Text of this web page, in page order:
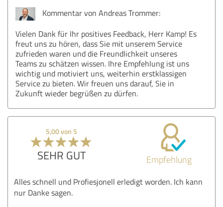
Kommentar von Andreas Trommer:
Vielen Dank für Ihr positives Feedback, Herr Kamp! Es
freut uns zu hören, dass Sie mit unserem Service
zufrieden waren und die Freundlichkeit unseres
Teams zu schätzen wissen. Ihre Empfehlung ist uns
wichtig und motiviert uns, weiterhin erstklassigen
Service zu bieten. Wir freuen uns darauf, Sie in
Zukunft wieder begrüßen zu dürfen.
5,00 von 5
SEHR GUT Empfehlung
Alles schnell und Profiesjonell erledigt worden. Ich kann
nur Danke sagen.